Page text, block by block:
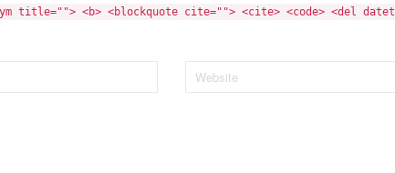
<b> <blockquote cite=""> <cite> <code> <del